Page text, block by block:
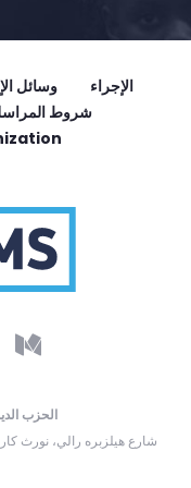
وسائل
الإجراء
شروط
الحزب